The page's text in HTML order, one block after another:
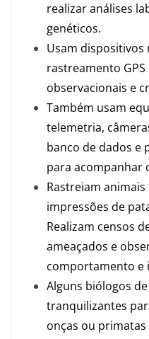
realizar análises
genéticos.
Usam
rastreamento
observacionais e
Também usam
telemetria,
banco de dados e
para acompanhar
Rastreiam
impressões de
Realizam censos
ameaçados e
comportamento e
Alguns biólogos
tranquilizantes
onças ou